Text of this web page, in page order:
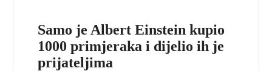
Samo je Albert Einstein kupio
1000 primjeraka i dijelio ih je
prijateljima